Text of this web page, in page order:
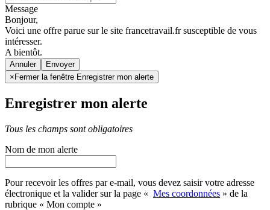
Message
Bonjour,
Voici une offre parue sur le site francetravail.fr susceptible de vous
intéresser.
A bientôt.
Annuler
× Fermer la fenêtre Enregistrer mon alerte
Enregistrer mon alerte
Tous les champs sont obligatoires
Nom de mon alerte
Pour recevoir les offres par e-mail, vous devez saisir votre adresse
électronique et la valider sur la page « Mes coordonnées » de la
rubrique « Mon compte »